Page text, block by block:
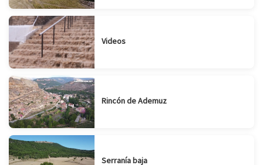
Videos
Rincón de Ademuz
Serranía baja